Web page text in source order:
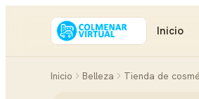
Inicio
Inicio Belleza Tienda de